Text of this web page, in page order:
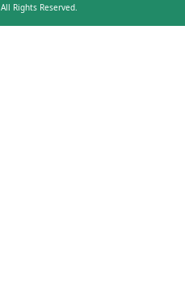
. All Rights Reserved.